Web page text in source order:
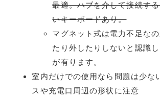
最適。ハブを介して接続す
いキーボードあり。
マグネット式は電力不足な
たり外したりしないと認識
が有ります。
室内だけでの使用なら問題は少な
スや充電口周辺の形状に注意